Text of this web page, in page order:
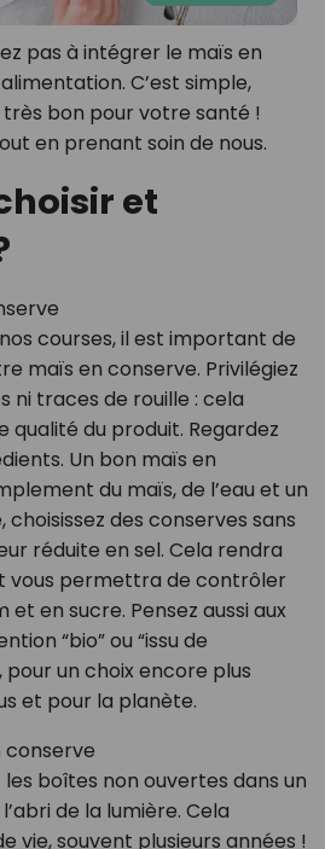
pas à intégrer le maïs en
C’est simple,
bon pour votre santé !
en prenant soin de nous.
et
courses, il est important de
maïs en conserve. Privilégiez
ni traces de rouille : cela
qualité du produit. Regardez
Un bon maïs en
du maïs, de l’eau et un
choisissez des conserves sans
réduite en sel. Cela rendra
vous permettra de contrôler
en sucre. Pensez aussi aux
“bio” ou “issu de
pour un choix encore plus
et pour la planète.
conserve
boîtes non ouvertes dans un
de la lumière. Cela
vie, souvent plusieurs années !